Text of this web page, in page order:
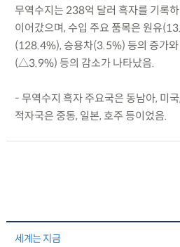
무역수지는 238억 달러 흑자를 기록
이어갔으며, 수입 주요 품목은 원유
(128.4%), 승용차(3.5%) 등의 증가
(△3.9%) 등의 감소가 나타났음.
- 무역수지 흑자 주요국은 동남아, 미
적자국은 중동, 일본, 호주 등이었음.
세계는 지금